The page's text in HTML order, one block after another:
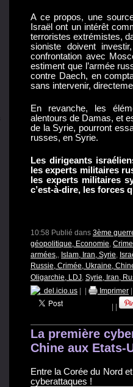
A ce propos, une
Israël ont un intérêt
terroristes extrémistes,
sioniste doivent
confrontation avec
estiment que l’armée
contre Daech, en
sans intervenir,
En revanche, les
alentours de Damas, et
de la Syrie, pourront
russes, en Syrie.
Les dirigeants
les experts militaires
les experts militaires
c’est-à-dire, les forces
10:58 Publié dans 3ème
géopolitique, Economie,
armées,, Islam, Iran, Syrie,
Russie, Crimée, Ukraine,
Oligarchie, LDJ, Syrie, Iran,
del.icio.us
Imprimer
La première
Chine aux Etats-
Entre la Corée du Nord
cyberattaques !